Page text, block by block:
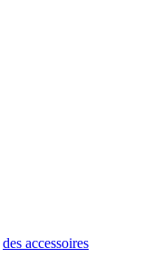
des accessoires